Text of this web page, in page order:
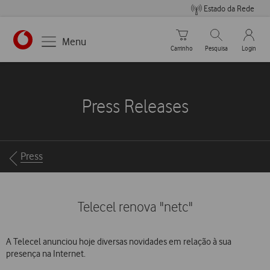
Estado da Rede
https://www.vodafone.pt
Menu
Carrinho de compras
Carrinho
Pesquisar
Pesquisa
My
Login
Press Releases
Breadcrumbs
Press
Telecel renova "netc"
A Telecel anunciou hoje diversas novidades em relação à sua
presença na Internet.